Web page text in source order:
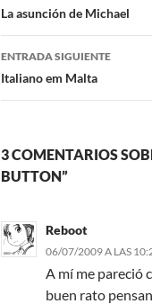
de
entradas
La asunción de Michael
ENTRADA SIGUIENTE
Italiano em Malta
3 COMENTARIOS
BUTTON”
Reboot
06/07/2009 A LAS
A mí me pareció
buen rato